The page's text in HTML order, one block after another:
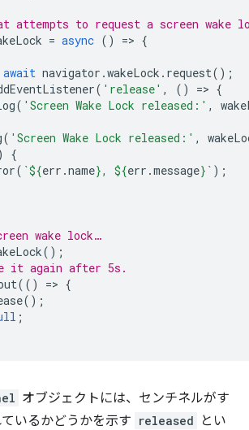
attempts to request a screen wake
= async () => {
await navigator .wakeLock . request();
( 'release' , () => {
( 'Screen Wake Lock released:' ,
( 'Screen Wake Lock released:' ,
{
( `${err .name}, ${err .message} ` );
wake lock…
();
it again after 5s.
(() => {
();
;
オブジェクトには、センチネルがす
いるかどうかを示す released
とい